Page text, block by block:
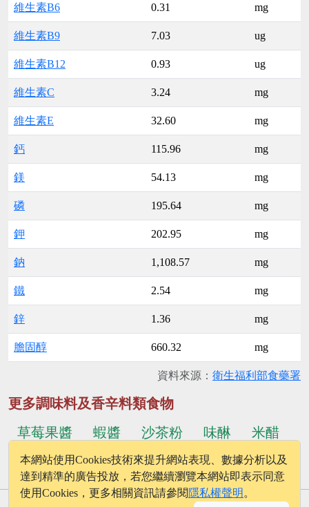
維生素B6 0.31 mg
維生素B9 7.03 ug
維生素B12 0.93 ug
維生素C 3.24 mg
維生素E 32.60 mg
鈣 115.96 mg
鎂 54.13 mg
磷 195.64 mg
鉀 202.95 mg
鈉 1,108.57 mg
鐵 2.54 mg
鋅 1.36 mg
膽固醇 660.32 mg
資料來源： 衛生福利部食藥署
更多調味料及香辛料類食物
草莓果醬
蝦醬 沙茶粉 味醂
米醋
七味唐辛子
...更多食物
本網站使用Cookies技術來提升網站表現、數據分析以及
達到精準的廣告投放，若您繼續瀏覽本網站即表示同意
使用Cookies，更多相關資訊請參閱 隱私權聲明 。